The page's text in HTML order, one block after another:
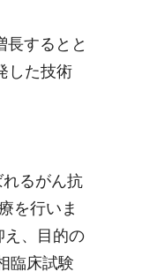
長するとと
した技術
るがん抗
を行いま
え、目的の
臨床試験